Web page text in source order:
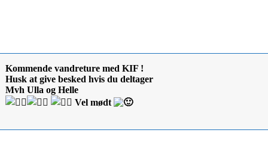
Kommende vandreture med KIF !
Husk at give besked hvis du deltager
Mvh Ulla og Helle
Vel mødt